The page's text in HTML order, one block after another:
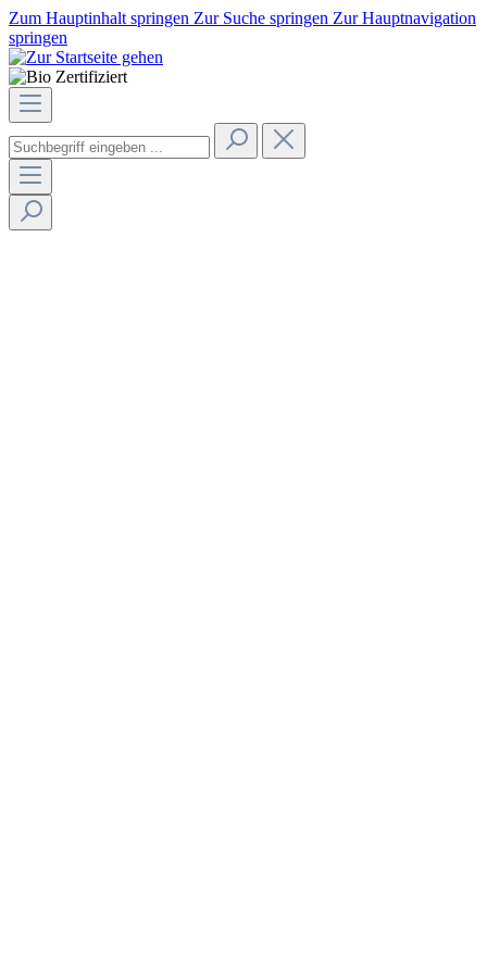
Zum Hauptinhalt springen Zur Suche springen Zur Hauptnavigation
springen